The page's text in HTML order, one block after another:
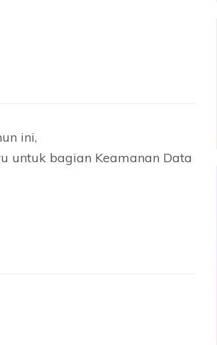
ini,
untuk bagian Keamanan Data